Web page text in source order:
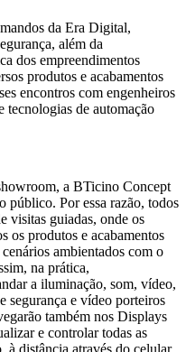
da Era Digital,
além da
dos empreendimentos
produtos e acabamentos
encontros com engenheiros
tecnologias de automação
a BTicino Concept
público. Por essa razão, todos
visitas guiadas, onde os
os produtos e acabamentos
ambientados com o
na prática,
a iluminação, som, vídeo,
segurança e vídeo porteiros
também nos Displays
e controlar todas as
à distância através do celular